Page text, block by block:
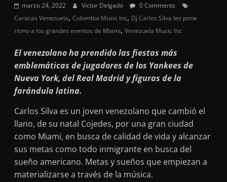
marzo 24, 2022 Victor Delgado
0 Comments
Caracas Venezuela,Colombia Music Inc, Dj Carlos Silva les pone
ritmo a los grandes eventos de Miami,Venezuela Music Inc
El venezolano ha prendido las fiestas más
emblemáticas de jugadores de los Yankees de
Nueva York, del Real Madrid y figuras de la
farándula latina.
Carlos Silva es un joven venezolano que cambió el
llano, de su natal Cojedes, por una gran ciudad
como Miami, en busca de calidad de vida y alcanzar
sus metas como todo inmigrante en busca del
sueño americano. Metas y sueños que empiezan a
materializarse a través de la música.